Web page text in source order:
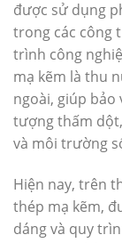
được sử dụng
trong các công
trình công
mạ kẽm là thu
ngoài, giúp
tượng thấm
và môi trường
Hiện nay, trên
thép mạ kẽm,
dáng và quy